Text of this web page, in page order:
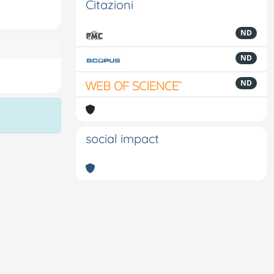
Citazioni
ND
ND
ND
social impact